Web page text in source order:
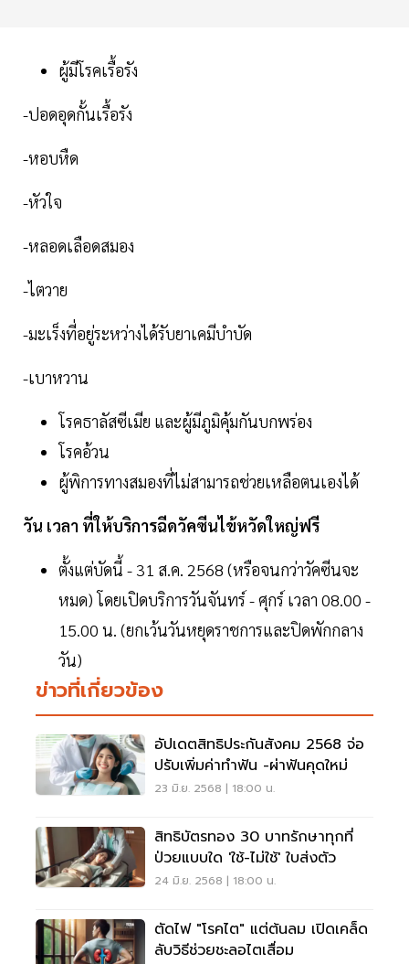
ผู้มีโรคเรื้อรัง
-ปอดอุดกั้นเรื้อรัง
-หอบหืด
-หัวใจ
-หลอดเลือดสมอง
-ไตวาย
-มะเร็งที่อยู่ระหว่างได้รับยาเคมีบำบัด
-เบาหวาน
โรคธาลัสซีเมีย และผู้มีภูมิคุ้มกันบกพร่อง
โรคอ้วน
ผู้พิการทางสมองที่ไม่สามารถช่วยเหลือตนเองได้
วัน เวลา ที่ให้บริการฉีดวัคซีนไข้หวัดใหญ่ฟรี
ตั้งแต่บัดนี้ - 31 ส.ค. 2568 (หรือจนกว่าวัคซีนจะ
หมด) โดยเปิดบริการวันจันทร์ - ศุกร์ เวลา 08.00 -
15.00 น. (ยกเว้นวันหยุดราชการและปิดพักกลาง
วัน)
ข่าวที่เกี่ยวข้อง
อัปเดตสิทธิประกันสังคม 2568 จ่อ
ปรับเพิ่มค่าทำฟัน -ผ่าฟันคุดใหม่
23 มิ.ย. 2568 | 18:00 น.
สิทธิบัตรทอง 30 บาทรักษาทุกที่
ป่วยแบบใด 'ใช้-ไม่ใช้' ใบส่งตัว
24 มิ.ย. 2568 | 18:00 น.
ตัดไฟ "โรคไต" แต่ต้นลม เปิดเคล็ด
ลับวิธีช่วยชะลอไตเสื่อม